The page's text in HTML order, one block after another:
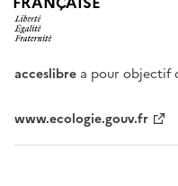
acceslibre a pour objectif
www.ecologie.gouv.fr